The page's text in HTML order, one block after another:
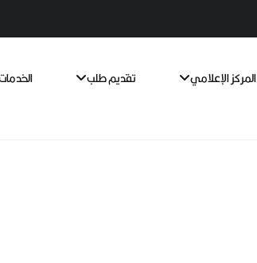
المركز الإعلامي تقديم طلب